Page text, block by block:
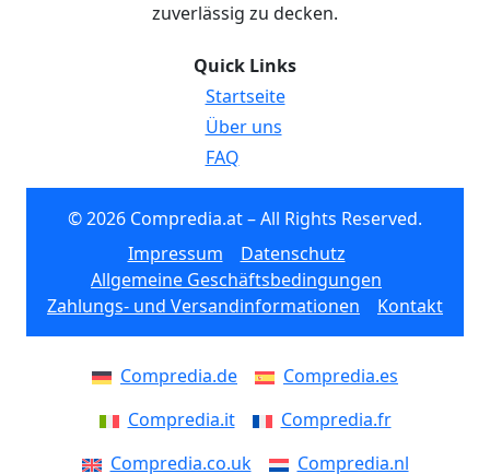
zuverlässig zu decken.
Quick Links
Startseite
Über uns
FAQ
© 2026 Compredia.at – All Rights Reserved.
Impressum
Datenschutz
Allgemeine Geschäftsbedingungen
Zahlungs- und Versandinformationen
Kontakt
Compredia.de
Compredia.es
Compredia.it
Compredia.fr
Compredia.co.uk
Compredia.nl